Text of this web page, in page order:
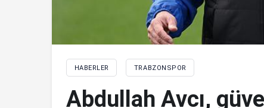
HABERLER TRABZONSPOR
Abdullah Avcı,